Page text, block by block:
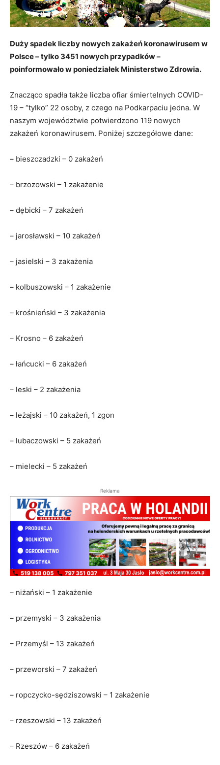
Duży spadek liczby nowych zakażeń koronawirusem w
Polsce – tylko 3451 nowych przypadków –
poinformowało w poniedziałek Ministerstwo Zdrowia.
Znacząco spadła także liczba ofiar śmiertelnych COVID-
19 – “tylko” 22 osoby, z czego na Podkarpaciu jedna. W
naszym województwie potwierdzono 119 nowych
zakażeń koronawirusem. Poniżej szczegółowe dane:
– bieszczadzki – 0 zakażeń
– brzozowski – 1 zakażenie
– dębicki – 7 zakażeń
– jarosławski – 10 zakażeń
– jasielski – 3 zakażenia
– kolbuszowski – 1 zakażenie
– krośnieński – 3 zakażenia
– Krosno – 6 zakażeń
– łańcucki – 6 zakażeń
– leski – 2 zakażenia
– leżajski – 10 zakażeń, 1 zgon
– lubaczowski – 5 zakażeń
– mielecki – 5 zakażeń
Reklama
– niżański – 1 zakażenie
– przemyski – 3 zakażenia
– Przemyśl – 13 zakażeń
– przeworski – 7 zakażeń
– ropczycko-sędziszowski – 1 zakażenie
– rzeszowski – 13 zakażeń
– Rzeszów – 6 zakażeń